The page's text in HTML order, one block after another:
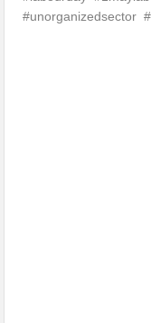
#unorganizedsector